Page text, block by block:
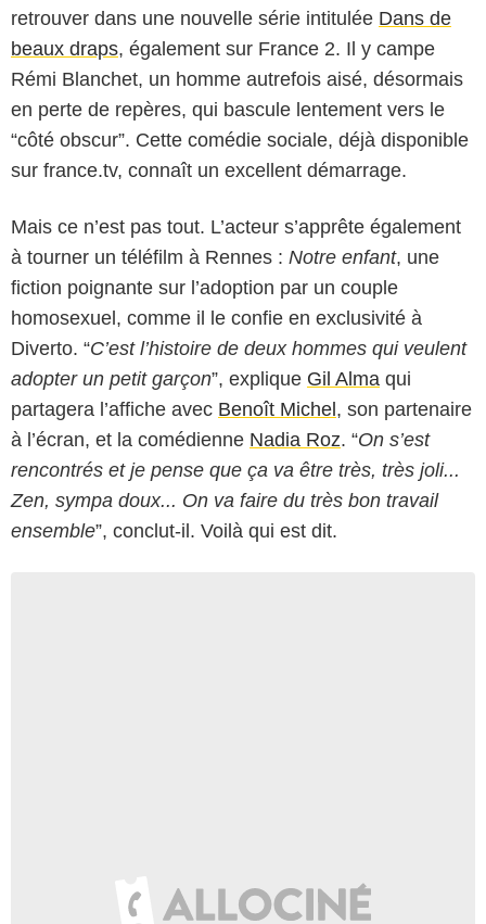
retrouver dans une nouvelle série intitulée Dans de
beaux draps, également sur France 2. Il y campe
Rémi Blanchet, un homme autrefois aisé, désormais
en perte de repères, qui bascule lentement vers le
“côté obscur”. Cette comédie sociale, déjà disponible
sur france.tv, connaît un excellent démarrage.
Mais ce n’est pas tout. L’acteur s’apprête également
à tourner un téléfilm à Rennes : Notre enfant, une
fiction poignante sur l’adoption par un couple
homosexuel, comme il le confie en exclusivité à
Diverto. “C’est l’histoire de deux hommes qui veulent
adopter un petit garçon”, explique Gil Alma qui
partagera l’affiche avec Benoît Michel, son partenaire
à l’écran, et la comédienne Nadia Roz. “On s’est
rencontrés et je pense que ça va être très, très joli...
Zen, sympa doux... On va faire du très bon travail
ensemble”, conclut-il. Voilà qui est dit.